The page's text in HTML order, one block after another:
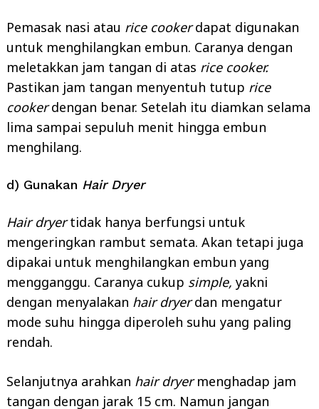
Pemasak nasi atau rice cookerdapat digunakan
untuk menghilangkan embun. Caranya dengan
meletakkan jam tangan di atas rice cooker.
Pastikan jam tangan menyentuh tutup rice
cookerdengan benar. Setelah itu diamkan selama
lima sampai sepuluh menit hingga embun
menghilang.
d) Gunakan Hair Dryer
Hair dryertidak hanya berfungsi untuk
mengeringkan rambut semata. Akan tetapi juga
dipakai untuk menghilangkan embun yang
mengganggu. Caranya cukup simple, yakni
dengan menyalakan hair dryerdan mengatur
mode suhu hingga diperoleh suhu yang paling
rendah.
Selanjutnya arahkan hair dryermenghadap jam
tangan dengan jarak 15 cm. Namun jangan